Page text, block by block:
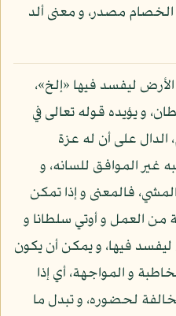
مصدر، و معنى ألد
ليفسد فيها «إلخ»،
و يؤيده قوله تعالى في
الدال على أن له عزة
غير الموافق للسانه، و
فالمعنى و إذا تمكن
من العمل و أوتي سلطانا و
فيها، و يمكن أن يكون
و المواجهة، أي إذا
لحضوره، و تبدل ما